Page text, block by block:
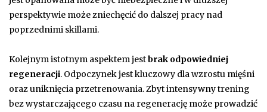
perspektywie może zniechęcić do dalszej pracy nad
poprzednimi skillami.
Kolejnym istotnym aspektem jestbrak odpowiedniej
regeneracji. Odpoczynek jest kluczowy dla wzrostu mięśni
oraz uniknięcia przetrenowania. Zbyt intensywny trening
bez wystarczającego czasu na regenerację może prowadzić